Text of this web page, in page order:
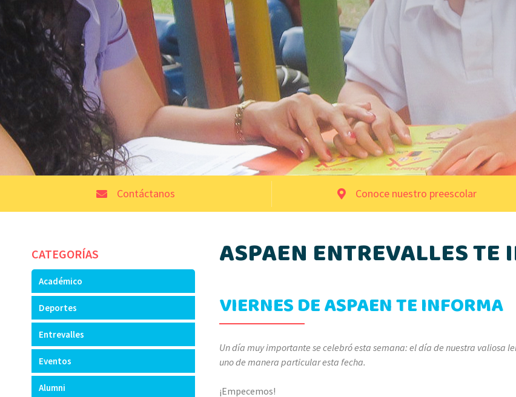
Contáctanos Conoce nuestro preescolar
CATEGORÍAS
Académico
Deportes
Entrevalles
Eventos
Alumni
ASPAEN ENTREVALLES TE
VIERNES DE ASPAEN TE INFORMA
Un día muy importante se celebró esta semana: el día de nuestra valiosa
uno de manera particular esta fecha.
¡Empecemos!